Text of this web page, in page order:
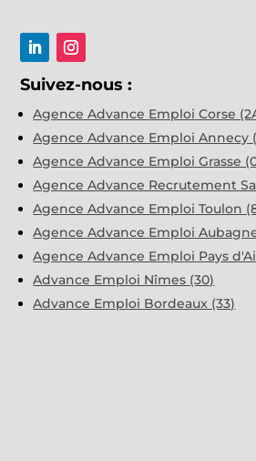
Suivez-nous :
Agence Advance Emploi Corse
Agence Advance Emploi Annecy
Agence Advance Emploi Grasse
Agence Advance Recrutement
Agence Advance Emploi Toulon
Agence Advance Emploi Aubagne
Agence Advance Emploi Pays
Advance Emploi Nîmes (30)
Advance Emploi Bordeaux (33)